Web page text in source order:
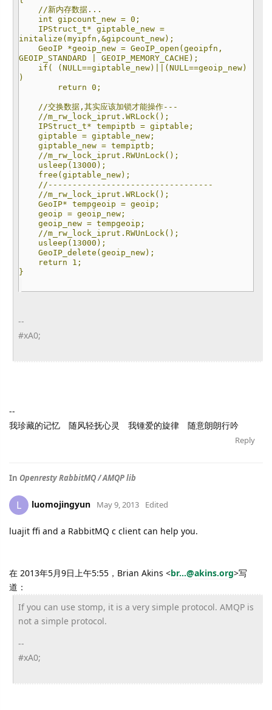
//新内存数据...
int gipcount_new = 0;
IPStruct_t* giptable_new =
initalize(myipfn,&gipcount_new);
GeoIP *geoip_new = GeoIP_open(geoipfn,
GEOIP_STANDARD | GEOIP_MEMORY_CACHE);
if( (NULL==giptable_new)||(NULL==geoip_new)
)
return 0;
//交换数据,其实应该加锁才能操作---
//m_rw_lock_iprut.WRLock();
IPStruct_t* tempiptb = giptable;
giptable = giptable_new;
giptable_new = tempiptb;
//m_rw_lock_iprut.RWUnLock();
usleep(13000);
free(giptable_new);
//----------------------------------
//m_rw_lock_iprut.WRLock();
GeoIP* tempgeoip = geoip;
geoip = geoip_new;
geoip_new = tempgeoip;
//m_rw_lock_iprut.RWUnLock();
usleep(13000);
GeoIP_delete(geoip_new);
return 1;
}
--
#xA0;
--
我珍藏的记忆 随风轻抚心灵 我锺爱的旋律 随意朗朗行吟
Reply
In Openresty RabbitMQ / AMQP lib
L luomojingyun May 9, 2013 Edited
luajit ffi and a RabbitMQ c client can help you.
在 2013年5月9日上午5:55，Brian Akins <br...@akins.org>写
道：
If you can use stomp, it is a very simple protocol. AMQP is
not a simple protocol.
--
#xA0;